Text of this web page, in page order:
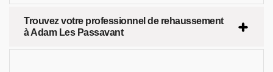
Trouvez votre professionnel de rehaussement
à Adam Les Passavant